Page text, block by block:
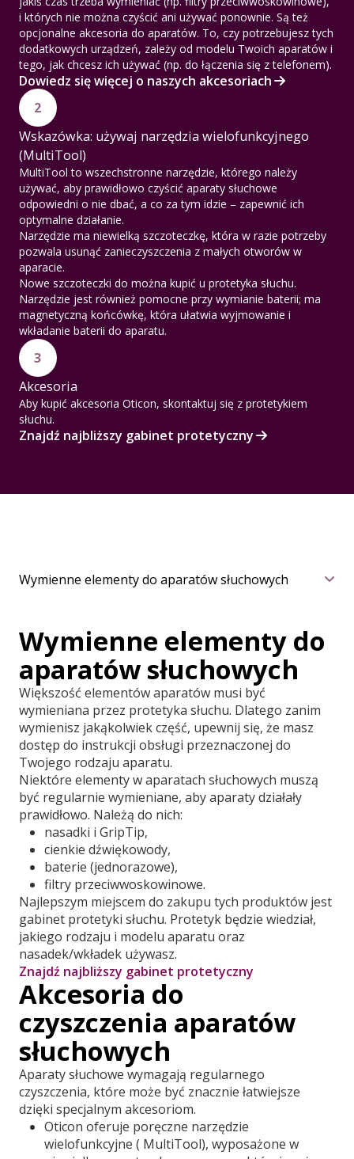
i których nie można czyścić ani używać ponownie. Są też
opcjonalne akcesoria do aparatów. To, czy potrzebujesz tych
dodatkowych urządzeń, zależy od modelu Twoich aparatów i
tego, jak chcesz ich używać (np. do łączenia się z telefonem).
Dowiedz się więcej o naszych akcesoriach
2
Wskazówka: używaj narzędzia wielofunkcyjnego
(MultiTool)
MultiTool to wszechstronne narzędzie, którego należy
używać, aby prawidłowo czyścić aparaty słuchowe
odpowiedni o nie dbać, a co za tym idzie – zapewnić ich
optymalne działanie.
Narzędzie ma niewielką szczoteczkę, która w razie potrzeby
pozwala usunąć zanieczyszczenia z małych otworów w
aparacie.
Nowe szczoteczki do można kupić u protetyka słuchu.
Narzędzie jest również pomocne przy wymianie baterii; ma
magnetyczną końcówkę, która ułatwia wyjmowanie i
wkładanie baterii do aparatu.
3
Akcesoria
Aby kupić akcesoria Oticon, skontaktuj się z protetykiem
słuchu.
Znajdź najbliższy gabinet protetyczny
Wymienne elementy do
aparatów słuchowych
Większość elementów aparatów musi być
wymieniana przez protetyka słuchu. Dlatego zanim
wymienisz jakąkolwiek część, upewnij się, że masz
dostęp do instrukcji obsługi przeznaczonej do
Twojego rodzaju aparatu.
Niektóre elementy w aparatach słuchowych muszą
być regularnie wymieniane, aby aparaty działały
prawidłowo. Należą do nich:
nasadki i GripTip,
cienkie dźwiękowody,
baterie (jednorazowe),
filtry przeciwwoskowinowe.
Najlepszym miejscem do zakupu tych produktów jest
gabinet protetyki słuchu. Protetyk będzie wiedział,
jakiego rodzaju i modelu aparatu oraz
nasadek/wkładek używasz.
Znajdź najbliższy gabinet protetyczny
Akcesoria do
czyszczenia aparatów
słuchowych
Aparaty słuchowe wymagają regularnego
czyszczenia, które może być znacznie łatwiejsze
dzięki specjalnym akcesoriom.
Oticon oferuje poręczne narzędzie
wielofunkcyjne ( MultiTool), wyposażone w
Wymienne elementy do aparatów słuchowych